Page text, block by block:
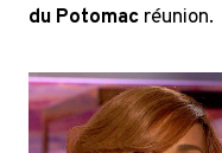
du Potomac réunion.